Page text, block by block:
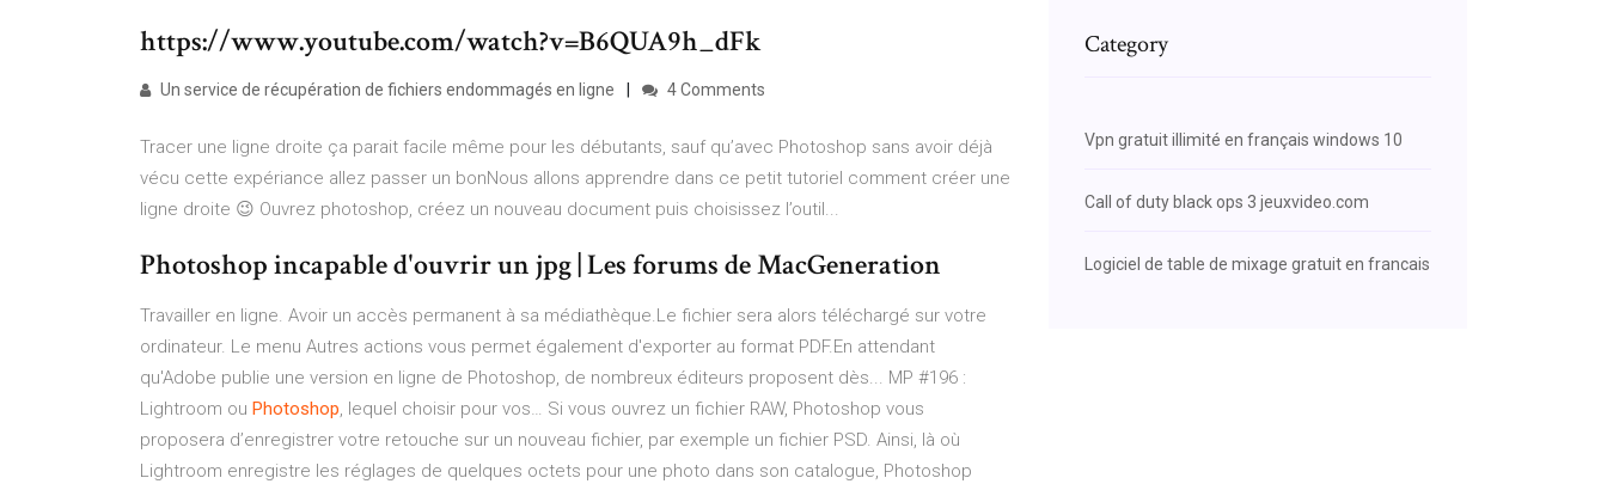
https://www.youtube.com/watch?v=B6QUA9h_dFk
Un service de récupération de fichiers endommagés en ligne 4 Comments
Tracer une ligne droite ça parait facile même pour les débutants, sauf qu’avec Photoshop sans avoir déjà
vécu cette expériance allez passer un bonNous allons apprendre dans ce petit tutoriel comment créer une
ligne droite 😉 Ouvrez photoshop, créez un nouveau document puis choisissez l’outil...
Photoshop incapable d'ouvrir un jpg | Les forums de MacGeneration
Travailler en ligne. Avoir un accès permanent à sa médiathèque.Le fichier sera alors téléchargé sur votre
ordinateur. Le menu Autres actions vous permet également d'exporter au format PDF.En attendant
qu'Adobe publie une version en ligne de Photoshop, de nombreux éditeurs proposent dès... MP #196 :
Lightroom ou Photoshop, lequel choisir pour vos… Si vous ouvrez un fichier RAW, Photoshop vous
proposera d’enregistrer votre retouche sur un nouveau fichier, par exemple un fichier PSD. Ainsi, là où
Lightroom enregistre les réglages de quelques octets pour une photo dans son catalogue, Photoshop
Category
Vpn gratuit illimité en français windows 10
Call of duty black ops 3 jeuxvideo.com
Logiciel de table de mixage gratuit en francais